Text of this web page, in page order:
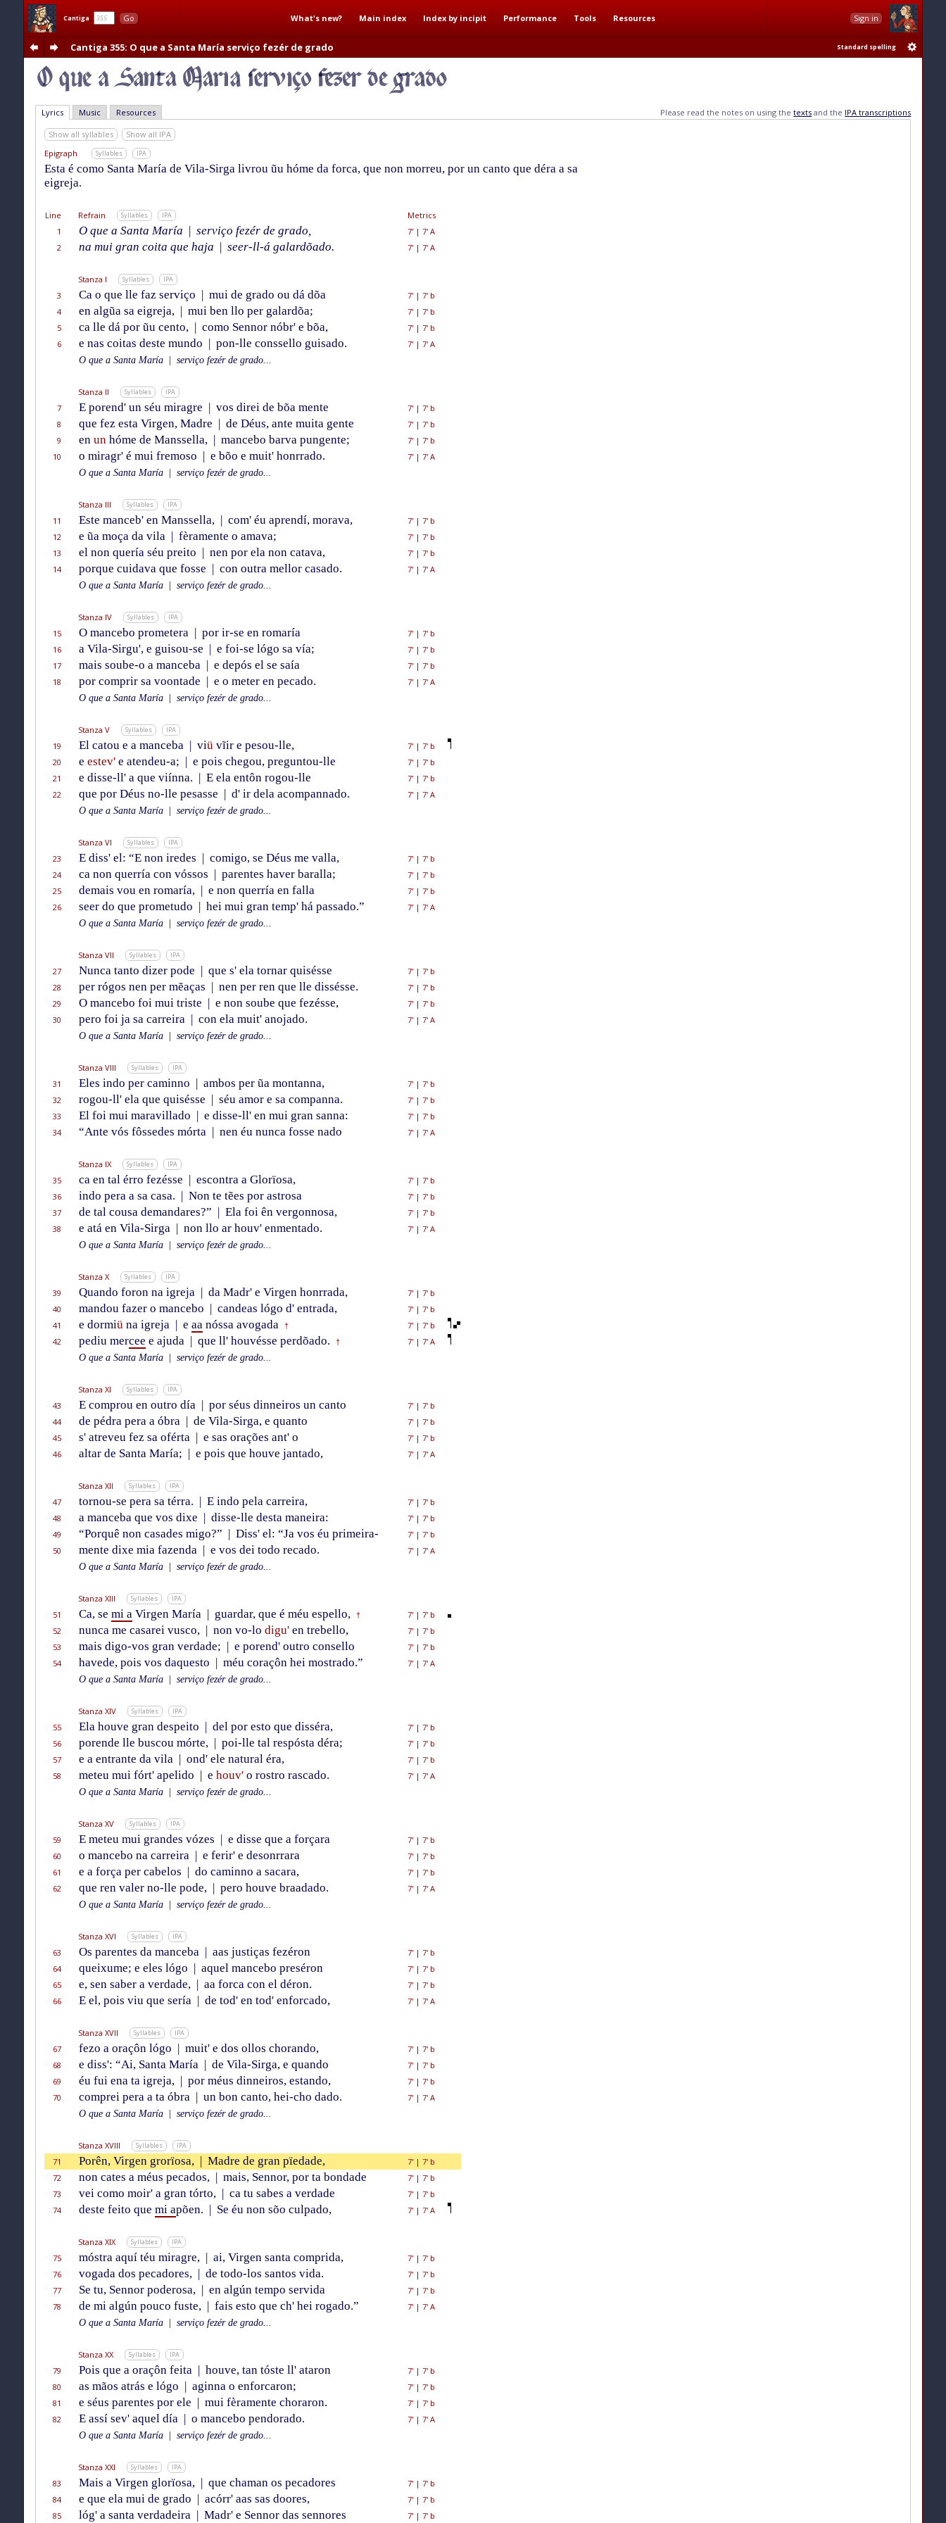
Cantiga Go What's new? Main index Index by incipit Performance Tools Resources Sign in
Cantiga 355: O que a Santa María serviço fezér de grado Standard spelling
Lyrics Music Resources Please read the notes on using thetexts and the IPA transcriptions
Show all syllables
Show all IPA
Epigraph
Syllables IPA
Esta é como Santa María de Vila-Sirga livrou ũu hóme da forca, que non morreu, por un canto que déra a sa
eigreja.
Line Refrain Syllables IPA
Metrics
1
O que a Santa María | serviço fezér de grado, 7'| 7' A
2
na mui gran coita que haja | seer-ll-á galardõado. 7'| 7' A
Stanza I Syllables IPA
3 Ca o que lle faz serviço | mui de grado ou dá dõa 7'| 7' b
4
en algũa sa eigreja, | mui ben llo per galardõa; 7'| 7' b
5
ca lle dá por ũu cento, | como Sennor nóbr' e bõa, 7'| 7' b
6
e nas coitas deste mundo | pon-lle conssello guisado. 7'| 7' A
O que a Santa María
serviço fezér de grado...
Stanza II Syllables IPA
7 E porend' un séu miragre | vos direi de bõa mente 7'| 7' b
8
que fez esta Virgen, Madre | de Déus, ante muita gente 7'| 7' b
9
en unhóme de Manssella, | mancebo barva pungente; 7'| 7' b
10
o miragr' é mui fremoso | e bõo e muit' honrrado. 7'| 7' A
O que a Santa María
serviço fezér de grado...
Stanza III Syllables IPA
11 Este manceb' en Manssella, | com' éu aprendí, morava, 7'| 7' b
12
e ũa moça da vila | fèramente o amava; 7'| 7' b
13
el non quería séu preito | nen por ela non catava, 7'| 7' b
14
porque cuidava que fosse | con outra mellor casado. 7'| 7' A
O que a Santa María
serviço fezér de grado...
Stanza IV Syllables IPA
15 O mancebo prometera | por ir-se en romaría 7'| 7' b
16
a Vila-Sirgu', e guisou-se | e foi-se lógo sa vía; 7'| 7' b
17
mais soube-o a manceba | e depós el se saía 7'| 7' b
18
por comprir sa voontade | e o meter en pecado. 7'| 7' A
O que a Santa María
serviço fezér de grado...
Stanza V Syllables IPA
19 El catou e a manceba | viü vĩir e pesou-lle, 7'| 7' b
20
e estev'e atendeu-a; | e pois chegou, preguntou-lle 7'| 7' b
21
e disse-ll' a que viínna. | E ela entôn rogou-lle 7'| 7' b
22
que por Déus no-lle pesasse | d' ir dela acompannado. 7'| 7' A
O que a Santa María
serviço fezér de grado...
Stanza VI Syllables IPA
23 E diss' el: “E non iredes | comigo, se Déus me valla, 7'| 7' b
24
ca non querría con vóssos | parentes haver baralla; 7'| 7' b
25
demais vou en romaría, | e non querría en falla 7'| 7' b
26
seer do que prometudo | hei mui gran temp' há passado.” 7'| 7' A
O que a Santa María
serviço fezér de grado...
Stanza VII Syllables IPA
27 Nunca tanto dizer pode | que s' ela tornar quisésse 7'| 7' b
28
per rógos nen per mẽaças | nen per ren que lle dissésse. 7'| 7' b
29
O mancebo foi mui triste | e non soube que fezésse, 7'| 7' b
30
pero foi ja sa carreira | con ela muit' anojado. 7'| 7' A
O que a Santa María
serviço fezér de grado...
Stanza VIII Syllables IPA
31 Eles indo per caminno | ambos per ũa montanna, 7'| 7' b
32
rogou-ll' ela que quisésse | séu amor e sa companna. 7'| 7' b
33
El foi mui maravillado | e disse-ll' en mui gran sanna: 7'| 7' b
34
“Ante vós fôssedes mórta | nen éu nunca fosse nado 7'| 7' A
Stanza IX Syllables IPA
35 ca en tal érro fezésse | escontra a Glorïosa, 7'| 7' b
36
indo pera a sa casa. | Non te tẽes por astrosa 7'| 7' b
37
de tal cousa demandares?” | Ela foi ên vergonnosa, 7'| 7' b
38
e atá en Vila-Sirga | non llo ar houv' enmentado. 7'| 7' A
O que a Santa María
serviço fezér de grado...
Stanza X Syllables IPA
39 Quando foron na igreja | da Madr' e Virgen honrrada, 7'| 7' b
40
mandou fazer o mancebo | candeas lógo d' entrada, 7'| 7' b
41
e dormiü na igreja | e aanóssa avogada † 7'| 7' b
42
pediu mercee e ajuda | que ll' houvésse perdõado. † 7'| 7' A
O que a Santa María
serviço fezér de grado...
Stanza XI Syllables IPA
43 E comprou en outro día | por séus dinneiros un canto 7'| 7' b
44
de pédra pera a óbra | de Vila-Sirga, e quanto 7'| 7' b
45
s' atreveu fez sa oférta | e sas orações ant' o 7'| 7' b
46
altar de Santa María; | e pois que houve jantado, 7'| 7' A
Stanza XII Syllables IPA
47 tornou-se pera sa térra. | E indo pela carreira, 7'| 7' b
48
a manceba que vos dixe | disse-lle desta maneira: 7'| 7' b
49
“Porquê non casades migo?” | Diss' el: “Ja vos éu primeira- 7'| 7' b
50
mente dixe mia fazenda | e vos dei todo recado. 7'| 7' A
O que a Santa María
serviço fezér de grado...
Stanza XIII Syllables IPA
51 Ca, se mi aVirgen María | guardar, que é méu espello, † 7'| 7' b
52
nunca me casarei vusco, | non vo-lo digu'en trebello, 7'| 7' b
53
mais digo-vos gran verdade; | e porend' outro consello 7'| 7' b
54
havede, pois vos daquesto | méu coraçôn hei mostrado.” 7'| 7' A
O que a Santa María
serviço fezér de grado...
Stanza XIV Syllables IPA
55 Ela houve gran despeito | del por esto que disséra, 7'| 7' b
56
porende lle buscou mórte, | poi-lle tal respósta déra; 7'| 7' b
57
e a entrante da vila | ond' ele natural éra, 7'| 7' b
58
meteu mui fórt' apelido | e houv'o rostro rascado. 7'| 7' A
O que a Santa María
serviço fezér de grado...
Stanza XV Syllables IPA
59 E meteu mui grandes vózes | e disse que a forçara 7'| 7' b
60
o mancebo na carreira | e ferir' e desonrrara 7'| 7' b
61
e a força per cabelos | do caminno a sacara, 7'| 7' b
62
que ren valer no-lle pode, | pero houve braadado. 7'| 7' A
O que a Santa María
serviço fezér de grado...
Stanza XVI Syllables IPA
63 Os parentes da manceba | aas justiças fezéron 7'| 7' b
64
queixume; e eles lógo | aquel mancebo preséron 7'| 7' b
65
e, sen saber a verdade, | aa forca con el déron. 7'| 7' b
66
E el, pois viu que sería | de tod' en tod' enforcado, 7'| 7' A
Stanza XVII Syllables IPA
67 fezo a oraçôn lógo | muit' e dos ollos chorando, 7'| 7' b
68
e diss': “Ai, Santa María | de Vila-Sirga, e quando 7'| 7' b
69
éu fui ena ta igreja, | por méus dinneiros, estando, 7'| 7' b
70
comprei pera a ta óbra | un bon canto, hei-cho dado. 7'| 7' A
O que a Santa María
serviço fezér de grado...
Stanza XVIII Syllables IPA
71 Porên, Virgen grorïosa, | Madre de gran pïedade, 7'| 7' b
72
non cates a méus pecados, | mais, Sennor, por ta bondade 7'| 7' b
73
vei como moir' a gran tórto, | ca tu sabes a verdade 7'| 7' b
74
deste feito que mi apõen. | Se éu non sõo culpado, 7'| 7' A
Stanza XIX Syllables IPA
75 móstra aquí téu miragre, | ai, Virgen santa comprida, 7'| 7' b
76
vogada dos pecadores, | de todo-los santos vida. 7'| 7' b
77
Se tu, Sennor poderosa, | en algún tempo servida 7'| 7' b
78
de mi algún pouco fuste, | fais esto que ch' hei rogado.” 7'| 7' A
O que a Santa María
serviço fezér de grado...
Stanza XX Syllables IPA
79 Pois que a oraçôn feita | houve, tan tóste ll' ataron 7'| 7' b
80
as mãos atrás e lógo | aginna o enforcaron; 7'| 7' b
81
e séus parentes por ele | mui fèramente choraron. 7'| 7' b
82
E assí sev' aquel día | o mancebo pendorado. 7'| 7' A
O que a Santa María
serviço fezér de grado...
Stanza XXI Syllables IPA
83 Mais a Virgen glorïosa, | que chaman os pecadores 7'| 7' b
84
e que ela mui de grado | acórr' aas sas doores, 7'| 7' b
85
lóg' a santa verdadeira | Madr' e Sennor das sennores 7'| 7' b